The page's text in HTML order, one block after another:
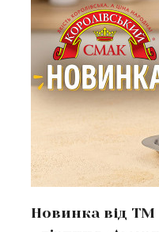
Новинка від ТМ